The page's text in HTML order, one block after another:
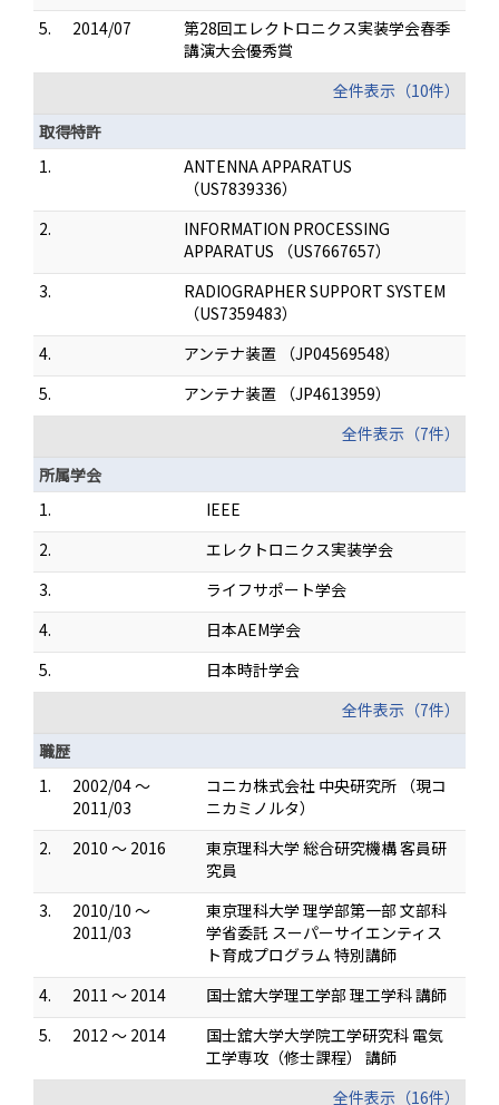
5.
2014/07
第28回エレクトロニクス実装学会春季
講演大会優秀賞
全件表示（10件）
取得特許
1.
ANTENNA APPARATUS
（US7839336）
2.
INFORMATION PROCESSING
APPARATUS （US7667657）
3.
RADIOGRAPHER SUPPORT SYSTEM
（US7359483）
4.
アンテナ装置 （JP04569548）
5.
アンテナ装置 （JP4613959）
全件表示（7件）
所属学会
1.
IEEE
2.
エレクトロニクス実装学会
3.
ライフサポート学会
4.
日本AEM学会
5.
日本時計学会
全件表示（7件）
職歴
1.
2002/04 ～
2011/03
コニカ株式会社 中央研究所 （現コ
ニカミノルタ）
2.
2010 ～ 2016
東京理科大学 総合研究機構 客員研
究員
3.
2010/10 ～
2011/03
東京理科大学 理学部第一部 文部科
学省委託 スーパーサイエンティス
ト育成プログラム 特別講師
4.
2011 ～ 2014
国士舘大学理工学部 理工学科 講師
5.
2012 ～ 2014
国士舘大学大学院工学研究科 電気
工学専攻（修士課程） 講師
全件表示（16件）